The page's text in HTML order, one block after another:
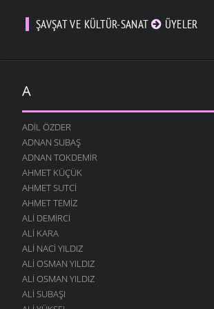
ŞAVŞAT VE KÜLTÜR-SANAT ÜYELER
A
ADIL ÖZDER
ADNAN SUBAŞ
ADNAN TOKDEMIR
AHMET KÜÇÜK
AHMET SUTCI
AHMET TEMIZ
ALI DEMIRCI
ALI KARA
ALI NACI YILDIZ
ALI OSMAN YILDIZ
ALI OSMAN YILDIZ
ALI SUBAŞI